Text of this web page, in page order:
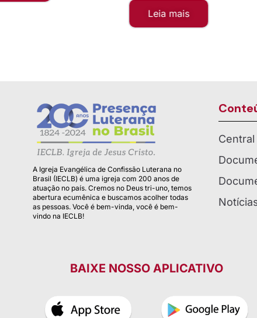
A Igreja Evangélica de Confissão Luterana no
Brasil (IECLB) é uma igreja com 200 anos de
atuação no país. Cremos no Deus tri-uno, temos
abertura ecumênica e buscamos acolher todas
as pessoas. Você é bem-vinda, você é bem-
vindo na IECLB!
BAIXE NOSSO APLICATIVO